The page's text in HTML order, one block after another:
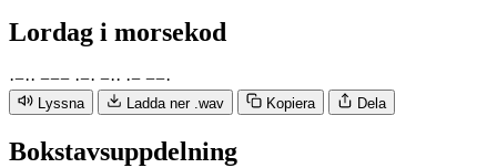
Lordag i morsekod
·−·· −−− ·−· −·· ·− −−·
Lyssna Ladda ner .wav Kopiera Dela
Bokstavsuppdelning